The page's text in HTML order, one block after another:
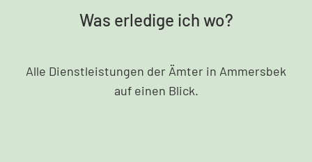
Was erledige ich wo?
Alle Dienstleistungen der Ämter in Ammersbek
auf einen Blick.